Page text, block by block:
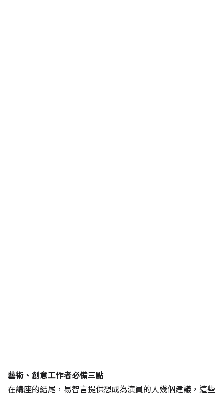
藝術、創意工作者必備三點
在講座的結尾，易智言提供想成為演員的人幾個建議，這些